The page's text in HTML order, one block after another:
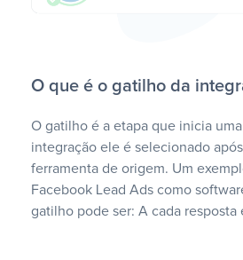
O que é o gatilho da
O gatilho é a etapa que inicia
integração ele é selecionado
ferramenta de origem. Um
Facebook Lead Ads como
gatilho pode ser: A cada resposta